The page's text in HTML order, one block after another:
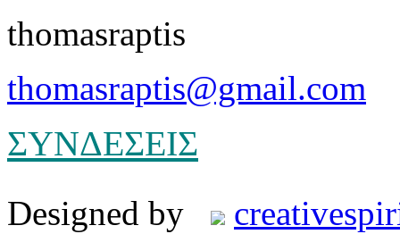
thomasraptis
thomasraptis@gmail.com
ΣΥΝΔΕΣΕΙΣ
Designed by